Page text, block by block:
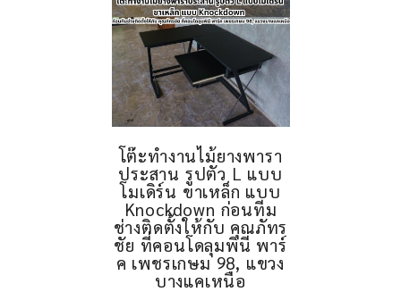
โต๊ะทำงานไม้ยางพารา
ประสาน รูปตัว L แบบ
โมเดิร์น ขาเหล็ก แบบ
Knockdown ก่อนทีม
ช่างติดตั้งให้กับ คุณภัทร
ชัย ที่คอนโดลุมพินี พาร์
ค เพชรเกษม 98, แขวง
บางแคเหนือ